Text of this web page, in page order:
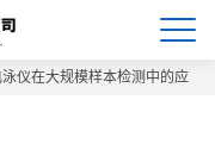
仪在大规模样本检测中的应